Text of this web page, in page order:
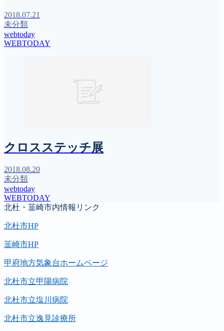
2018.07.21
未分類
webtoday
WEBTODAY
クロスステッチ展
2018.08.20
未分類
webtoday
WEBTODAY
北杜・韮崎市内情報リンク
北杜市HP
韮崎市HP
甲府地方気象台ホームページ
北杜市立甲陽病院
北杜市立塩川病院
北杜市立逸見診療所